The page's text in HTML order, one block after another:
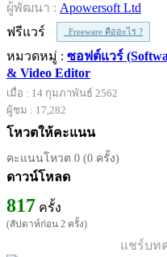
ผู้พัฒนา : Apowersoft Ltd
ฟรีแวร์
Freeware คืออะไร ?
หมวดหมู่ : ซอฟต์แวร์
& Video Editor
เมื่อ : 14 กุมภาพันธ์ 2562
ผู้ชม : 17,282
โหวตให้คะแนน
คะแนนโหวต 0 (0 ครั้ง)
ดาวน์โหลด
817 ครั้ง
(สัปดาห์ก่อน 2 ครั้ง)
แชร์บท